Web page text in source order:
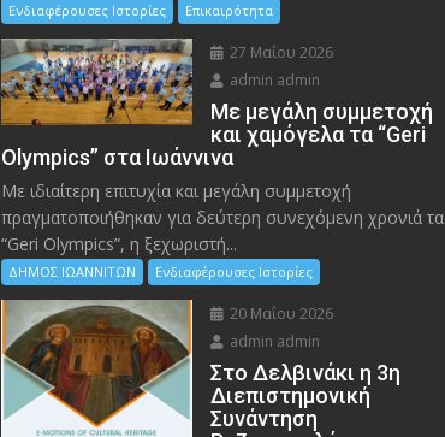
Ενδιαφέρουσες Ιστορίες Επικαιρότητα
27 Μαΐου 2026
admin admin
Με μεγάλη συμμετοχή
και χαμόγελα τα “Geri
Olympics” στα Ιωάννινα
Με ιδιαίτερη επιτυχία και μεγάλη συμμετοχή
πραγματοποιήθηκαν για δεύτερη συνεχόμενη χρονιά τα
“Geri Olympics”, η ξεχωριστή...
ΔΗΜΟΣ ΙΩΑΝΝΙΤΩΝ Ενδιαφέρουσες Ιστορίες
20 Μαΐου 2026
admin admin
Στο Δελβινάκι η 3η
Διεπιστημονική
Συνάντηση